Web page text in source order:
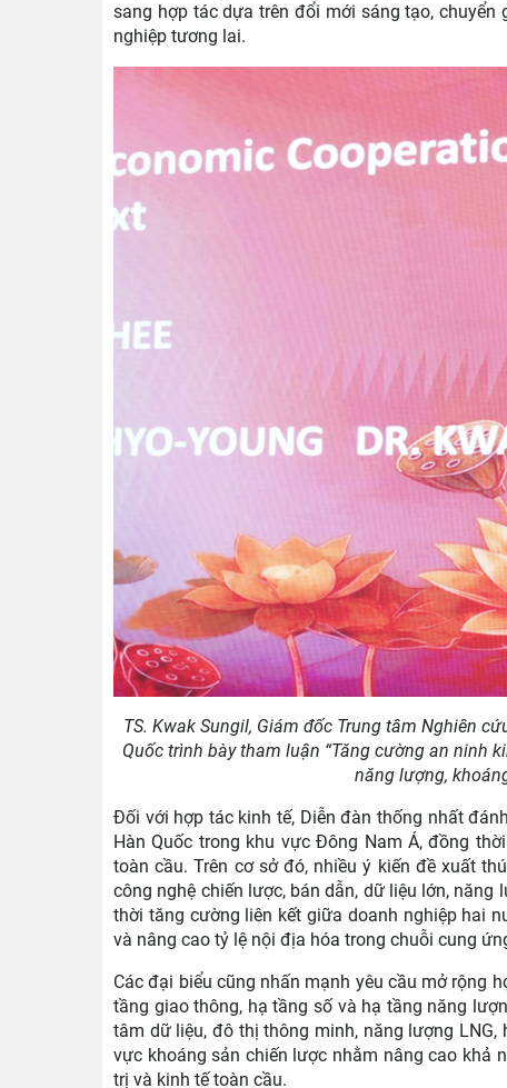
sang hợp tác dựa trên đổi mới sáng tạo,
nghiệp tương lai.
TS. Kwak Sungil, Giám đốc Trung tâm Nghiên
Quốc trình bày tham luận “Tăng cường an ninh
năng lượng,
Đối với hợp tác kinh tế, Diễn đàn thống nhất
Hàn Quốc trong khu vực Đông Nam Á, đồng
toàn cầu. Trên cơ sở đó, nhiều ý kiến đề xuất
công nghệ chiến lược, bán dẫn, dữ liệu lớn,
thời tăng cường liên kết giữa doanh nghiệp hai
và nâng cao tỷ lệ nội địa hóa trong chuỗi cung
Các đại biểu cũng nhấn mạnh yêu cầu mở rộng
tầng giao thông, hạ tầng số và hạ tầng năng
tâm dữ liệu, đô thị thông minh, năng lượng
vực khoáng sản chiến lược nhằm nâng cao khả
trị và kinh tế toàn cầu.